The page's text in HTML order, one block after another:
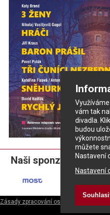
vám tak
divadla.
budou
můžete
Nastavení
Nastavení
Naši sponzoři:
Zásady zpracování osobních údajů